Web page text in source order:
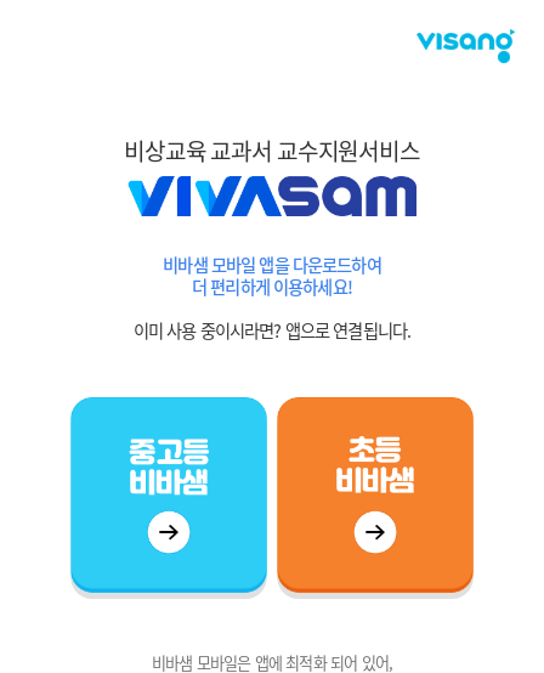
비상교육 교과서 교수지원서비스
비바샘 모바일 앱을 다운로드하여
더 편리하게 이용하세요!
이미 사용 중이시라면? 앱으로 연결됩니다.
비바샘 모바일은 앱에 최적화 되어 있어,